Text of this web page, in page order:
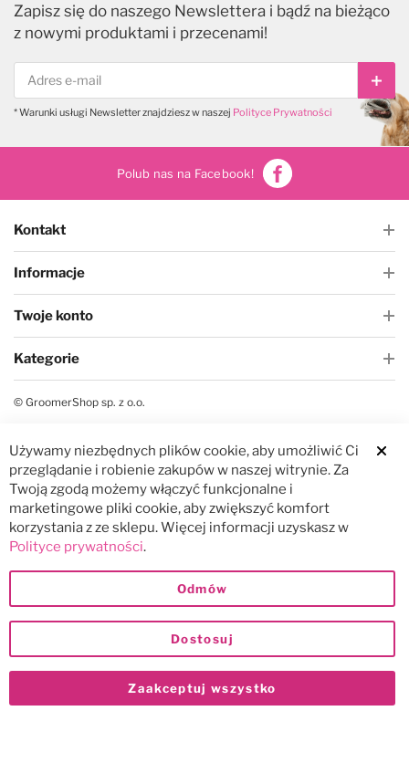
Zapisz się do naszego Newslettera i bądź na bieżąco
z nowymi produktami i przecenami!
* Warunki usługi Newsletter znajdziesz w naszej Polityce Prywatności
Polub nas na Facebook!
Kontakt
Informacje
Twoje konto
Kategorie
© GroomerShop sp. z o.o.
Używamy niezbędnych plików cookie, aby umożliwić Ci
przeglądanie i robienie zakupów w naszej witrynie. Za
Twoją zgodą możemy włączyć funkcjonalne i
marketingowe pliki cookie, aby zwiększyć komfort
korzystania z ze sklepu. Więcej informacji uzyskasz w
Polityce prywatności.
Zaakceptuj wszystko
Dostosuj
Odmów